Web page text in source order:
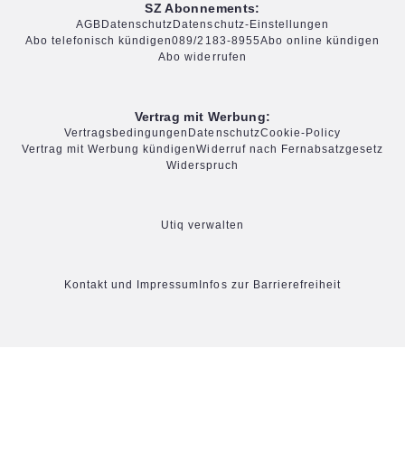
SZ Abonnements:
AGB Datenschutz Datenschutz-Einstellungen
Abo telefonisch kündigen089/2183-8955Abo online kündigen
Abo widerrufen
Vertrag mit Werbung:
Vertragsbedingungen DatenschutzCookie-Policy
Vertrag mit Werbung kündigenWiderruf nach Fernabsatzgesetz
Widerspruch
Utiq verwalten
Kontakt und Impressum Infos zur Barrierefreiheit